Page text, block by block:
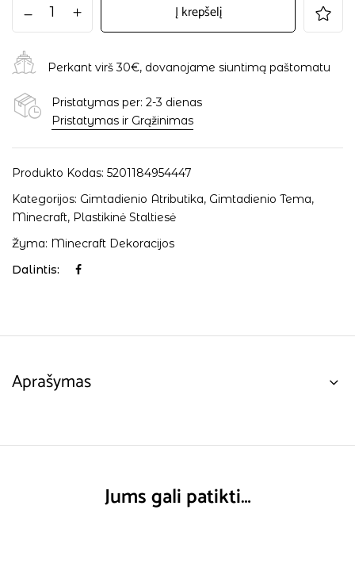
Į krepšelį
Perkant virš 30€, dovanojame siuntimą paštomatu
Pristatymas per: 2-3 dienas
Pristatymas ir Grąžinimas
Produkto Kodas: 5201184954447
Kategorijos: Gimtadienio Atributika, Gimtadienio Tema,
Minecraft, Plastikinė Staltiesė
Žyma: Minecraft Dekoracijos
Dalintis:
Aprašymas
Jums gali patikti…